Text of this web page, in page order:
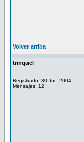
Volver arriba
trinquel
Registrado: 30 Jun 2004
Mensajes: 12